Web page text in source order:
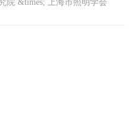
院 &times; 上海市照明学会